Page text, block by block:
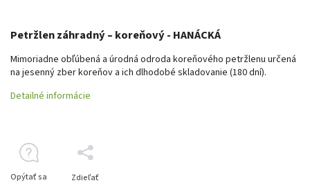
Petržlen záhradný – koreňový - HANÁCKÁ
Mimoriadne obľúbená a úrodná odroda koreňového petržlenu určená
na jesenný zber koreňov a ich dlhodobé skladovanie (180 dní).
Detailné informácie
Opýtať sa Zdieľať